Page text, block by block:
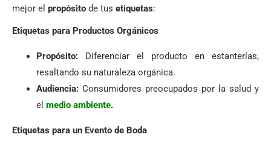
mejor el propósito de tus etiquetas:
Etiquetas para Productos Orgánicos
Propósito: Diferenciar el producto en estanterías,
resaltando su naturaleza orgánica.
Audiencia: Consumidores preocupados por la salud y
el medio ambiente.
Etiquetas para un Evento de Boda